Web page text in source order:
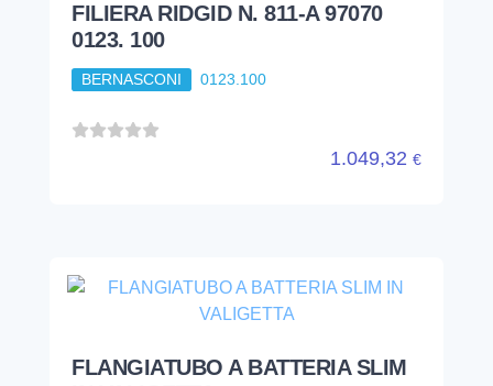
FILIERA RIDGID N. 811-A 97070
0123. 100
BERNASCONI 0123.100
1.049,32 €
FLANGIATUBO A BATTERIA SLIM